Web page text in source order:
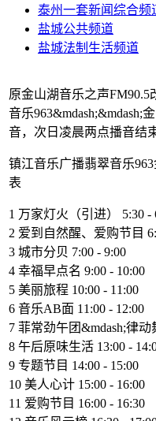
泰州一套新闻综合频
盐城公共频道
盐城法制生活频道
原金山湖音乐之声FM90.5
音乐963&mdash;&mdash;
音，次日凌晨两点播音结
镇江音乐广播翡翠音乐
表
1 万家灯火（引进） 5:30 -
2 爱到自然醒、爱购节目
3 城市分贝 7:00 - 9:00
4 幸福早点名 9:00 - 10:00
5 美丽旅程 10:00 - 11:00
6 音乐AB面 11:00 - 12:00
7 菲常劲午团&mdash;律动
8 午后原味生活 13:00 -
9 专题节目 14:00 - 15:00
10 美人心计 15:00 - 16:00
11 爱购节目 16:00 - 16:30